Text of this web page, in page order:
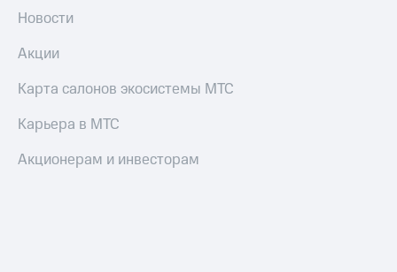
Новости
Акции
Карта салонов экосистемы МТС
Карьера в МТС
Акционерам и инвесторам